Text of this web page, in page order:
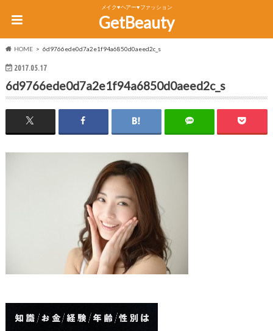
メイク♥ヘアー♥ファッション
GetBeauty
HOME 6d9766ede0d7a2e1f94a6850d0aeed2c_s
2017.05.17
6d9766ede0d7a2e1f94a6850d0aeed2c_s